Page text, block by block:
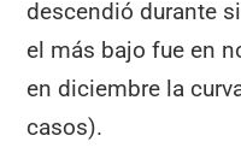
descendió durante
el más bajo fue en
en diciembre la
casos).